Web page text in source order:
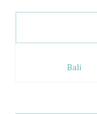
Bali